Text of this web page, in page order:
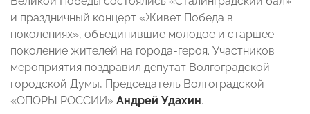
и праздничный концерт «Живет Победа в
поколениях», объединившие молодое и старшее
поколение жителей на города-героя. Участников
мероприятия поздравил депутат Волгоградской
городской Думы, Председатель Волгоградской
«ОПОРЫ РОССИИ» Андрей Удахин.